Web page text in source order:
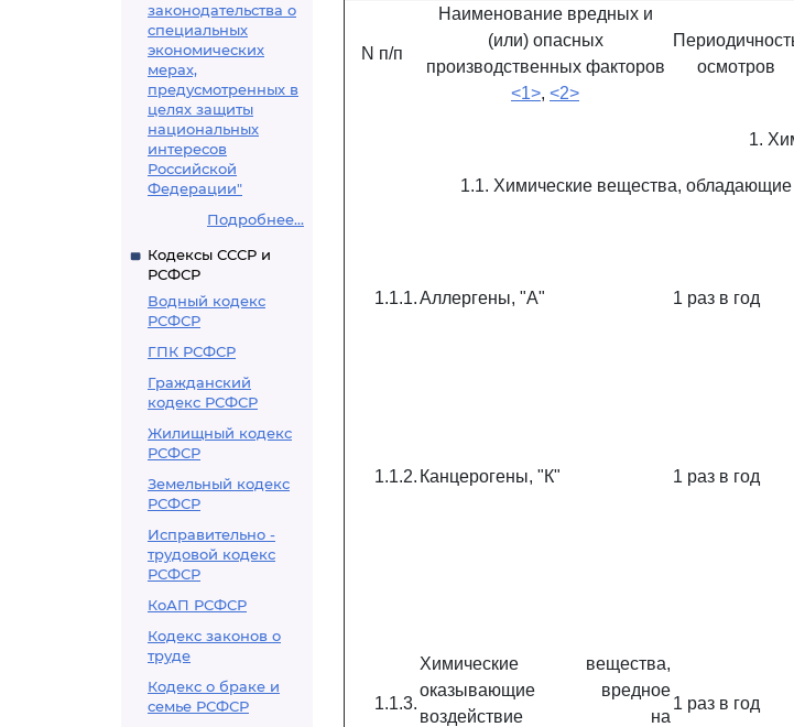
законодательства о
специальных
экономических
мерах,
предусмотренных в
целях защиты
национальных
интересов
Российской
Федерации"
Подробнее...
Кодексы СССР и
РСФСР
Водный кодекс
РСФСР
ГПК РСФСР
Гражданский
кодекс РСФСР
Жилищный кодекс
РСФСР
Земельный кодекс
РСФСР
Исправительно -
трудовой кодекс
РСФСР
КоАП РСФСР
Кодекс законов о
труде
Кодекс о браке и
семье РСФСР
N п/п
Наименование вредных и
(или) опасных
производственных факторов
<1>, <2>
осмотров
1.
1.1. Химические вещества,
1.1.1.Аллергены, "А" 1 раз в год
1.1.2. Канцерогены, "К" 1 раз в год
1.1.3.
Химические вещества,
оказывающие вредное
воздействие на
1 раз в год